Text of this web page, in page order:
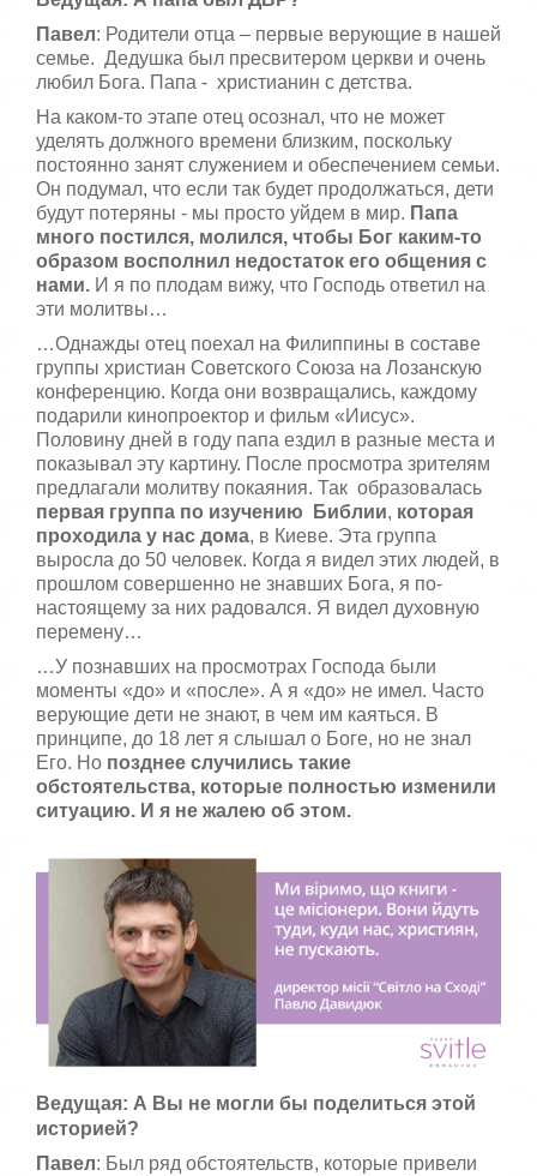
Павел: Родители отца – первые верующие в нашей
семье. Дедушка был пресвитером церкви и очень
любил Бога. Папа - христианин с детства.
На каком-то этапе отец осознал, что не может
уделять должного времени близким, поскольку
постоянно занят служением и обеспечением семьи.
Он подумал, что если так будет продолжаться, дети
будут потеряны - мы просто уйдем в мир. Папа
много постился, молился, чтобы Бог каким-то
образом восполнил недостаток его общения с
нами. И я по плодам вижу, что Господь ответил на
эти молитвы…
…Однажды отец поехал на Филиппины в составе
группы христиан Советского Союза на Лозанскую
конференцию. Когда они возвращались, каждому
подарили кинопроектор и фильм «Иисус».
Половину дней в году папа ездил в разные места и
показывал эту картину. После просмотра зрителям
предлагали молитву покаяния. Так образовалась
первая группа по изучению Библии, которая
проходила у нас дома, в Киеве. Эта группа
выросла до 50 человек. Когда я видел этих людей, в
прошлом совершенно не знавших Бога, я по-
настоящему за них радовался. Я видел духовную
перемену…
…У познавших на просмотрах Господа были
моменты «до» и «после». А я «до» не имел. Часто
верующие дети не знают, в чем им каяться. В
принципе, до 18 лет я слышал о Боге, но не знал
Его. Но позднее случились такие
обстоятельства, которые полностью изменили
ситуацию. И я не жалею об этом.
Ведущая: А Вы не могли бы поделиться этой
историей?
Павел: Был ряд обстоятельств, которые привели